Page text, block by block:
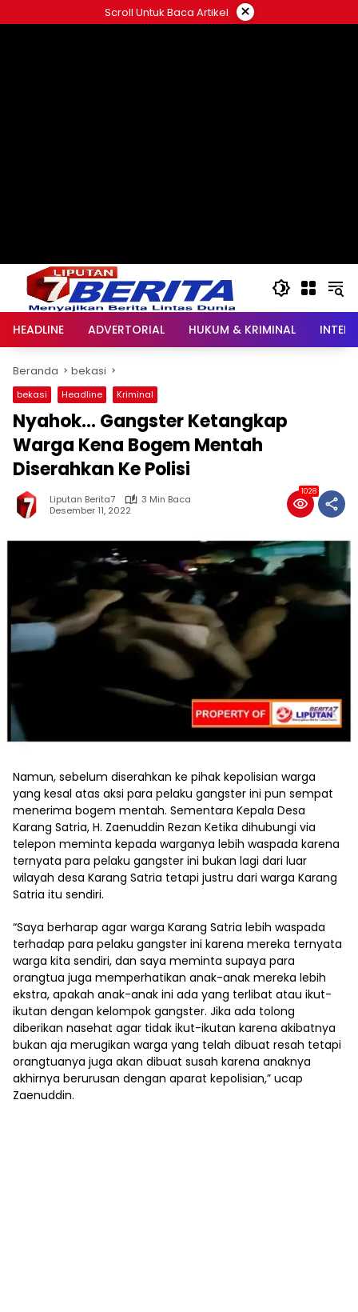
ke
Scroll Untuk Baca Artikel ×
HEADLINE ADVERTORIAL HUKUM & KRIMINAL
Beranda bekasi
bekasi Headline Kriminal
Nyahok… Gangster Ketangkap
Warga Kena Bogem Mentah
Diserahkan Ke Polisi
Liputan Berita7
3 Min Baca
Desember 11, 2022
1028
Namun, sebelum diserahkan ke pihak kepolisian warga
yang kesal atas aksi para pelaku gangster ini pun sempat
menerima bogem mentah. Sementara Kepala Desa
Karang Satria, H. Zaenuddin Rezan Ketika dihubungi via
telepon meminta kepada warganya lebih waspada karena
ternyata para pelaku gangster ini bukan lagi dari luar
wilayah desa Karang Satria tetapi justru dari warga Karang
Satria itu sendiri.
“Saya berharap agar warga Karang Satria lebih waspada
terhadap para pelaku gangster ini karena mereka ternyata
warga kita sendiri, dan saya meminta supaya para
orangtua juga memperhatikan anak-anak mereka lebih
ekstra, apakah anak-anak ini ada yang terlibat atau ikut-
ikutan dengan kelompok gangster. Jika ada tolong
diberikan nasehat agar tidak ikut-ikutan karena akibatnya
bukan aja merugikan warga yang telah dibuat resah tetapi
orangtuanya juga akan dibuat susah karena anaknya
akhirnya berurusan dengan aparat kepolisian,” ucap
Zaenuddin.